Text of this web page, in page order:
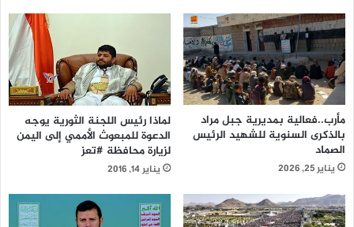
مأرب..فعالية بمديرية جبل مراد
بالذكرى السنوية للشهيد الرئيس
الصماد
يناير 25, 2026
لماذا رئيس اللجنة الثورية يوجه
الدعوة للمبعوث الأممي إلى اليمن
لزيارة محافظة #تعز
يناير 14, 2016